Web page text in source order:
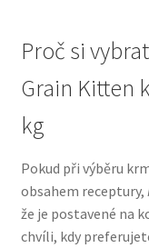
Ortopedické
Přepravky pro psy
Purizon pro psy
Royal Canin pro
Proč si
Grain Kitten
kg
Pokud při výběru
obsahem receptury,
že je postavené na
chvíli, kdy